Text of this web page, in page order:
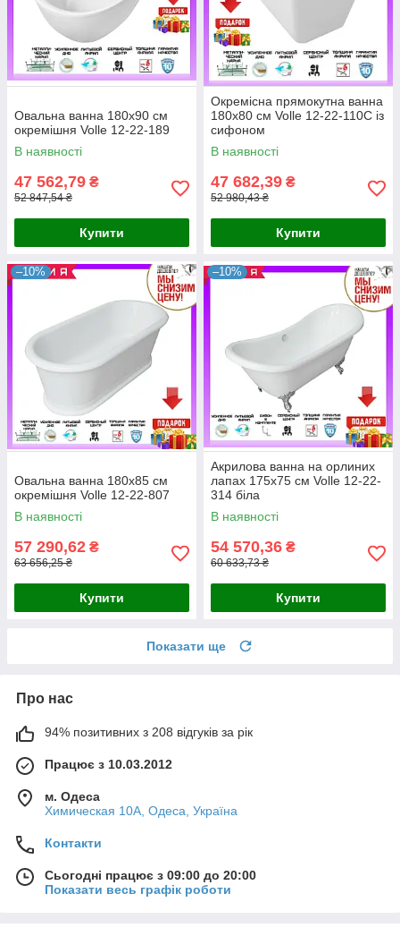
Овальна ванна 180x90 см
окремішня Volle 12-22-189
В наявності
47 562,79 ₴
52 847,54 ₴
Купити
Окремісна прямокутна ванна
180x80 см Volle 12-22-110C із
сифоном
В наявності
47 682,39 ₴
52 980,43 ₴
Купити
–10%
Овальна ванна 180x85 см
окремішня Volle 12-22-807
В наявності
57 290,62 ₴
63 656,25 ₴
Купити
–10%
Акрилова ванна на орлиних
лапах 175x75 см Volle 12-22-
314 біла
В наявності
54 570,36 ₴
60 633,73 ₴
Купити
Показати ще
Про нас
94% позитивних з 208 відгуків за рік
Працює з 10.03.2012
м. Одеса
Химическая 10А, Одеса, Україна
Контакти
Сьогодні працює з 09:00 до 20:00
Показати весь графік роботи